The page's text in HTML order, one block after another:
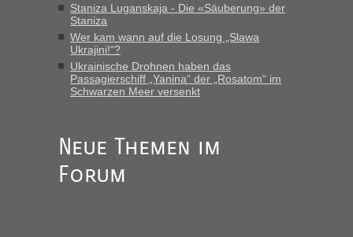
Recht, Visa und Dokumente • Re: Deklaration
gebrauchter Kleidung beim Zoll
„Vielen Dank, mit einem Briefchen meiner Frau im Gepäck
gab es keine Probleme“
fast 11 Milliarden aufgedeckt
„Am besten wäre natürlich, wenn die Frau mit dabei ist.
Alleinreisende Männer stehen schließlich immer unter
Staniza Luganskaja - Die «Säuberung» der
Staniza
Wer kam wann auf die Losung „Slawa
Ukrajini!“?
Ukrainische Drohnen haben das
Passagierschiff „Yanina“ der „Rosatom“ im
Schwarzen Meer versenkt
Neue Themen im
Forum